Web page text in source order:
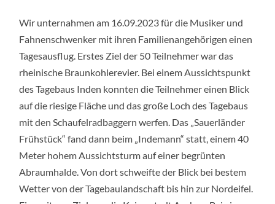
16.09.2023
RHEINISCHE
UND
NACH
AACHEN
Wir unternahmen am 16.09.2023 für die Musiker und
Fahnenschwenker mit ihren Familienangehörigen einen
Tagesausflug. Erstes Ziel der 50 Teilnehmer war das
rheinische Braunkohlerevier. Bei einem Aussichtspunkt
des Tagebaus Inden konnten die Teilnehmer einen Blick
auf die riesige Fläche und das große Loch des Tagebaus
mit den Schaufelradbaggern werfen. Das „Sauerländer
Frühstück“ fand dann beim „Indemann“ statt, einem 40
Meter hohem Aussichtsturm auf einer begrünten
Abraumhalde. Von dort schweifte der Blick bei bestem
Wetter von der Tagebaulandschaft bis hin zur Nordeifel.